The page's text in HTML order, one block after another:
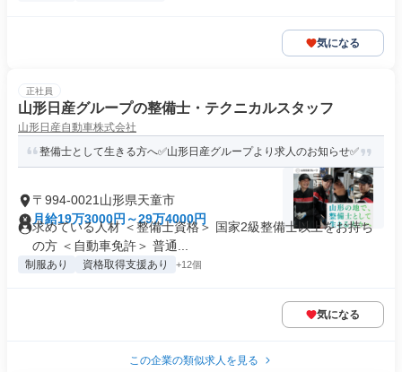
気になる
正社員
山形日産グループの整備士・テクニカルスタッフ
山形日産自動車株式会社
整備士として生きる方へ✅山形日産グループより求人のお知らせ✅
〒994-0021山形県天童市
月給19万3000円～29万4000円
求めている人材 ＜整備士資格＞ 国家2級整備士以上をお持ち
の方 ＜自動車免許＞ 普通...
制服あり 資格取得支援あり +12個
気になる
この企業の類似求人を見る